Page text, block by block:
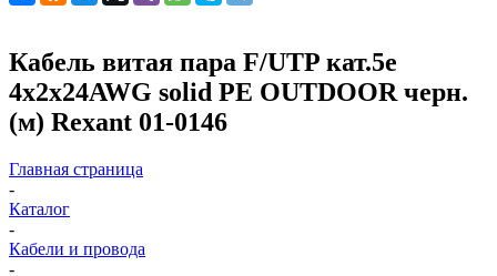
Кабель витая пара F/UTP кат.5e
4х2х24AWG solid PE OUTDOOR черн.
(м) Rexant 01-0146
Главная страница
-
Каталог
-
Кабели и провода
-